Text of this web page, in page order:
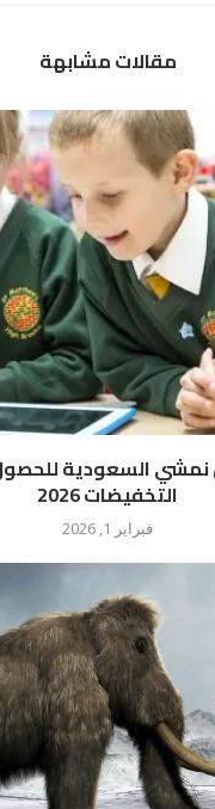
مقالات مشابهة
نمشي السعودية
التخفيضات 2026
فبراير 1, 2026